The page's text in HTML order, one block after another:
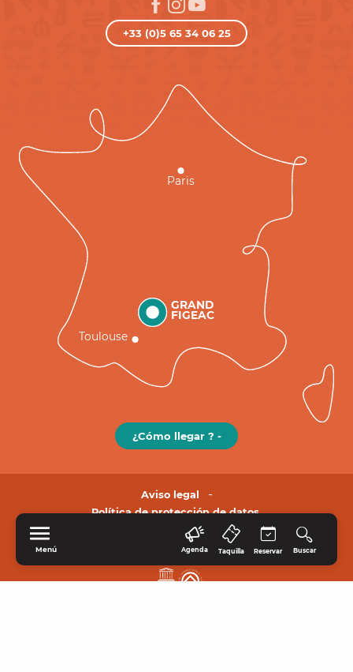
Menú Agenda Taquilla Reservar Buscar
+33 (0)5 65 34 06 25
GRAND
FIGEAC
Toulouse
Paris
¿Cómo llegar ? -
Aviso legal
Política de protección de datos.